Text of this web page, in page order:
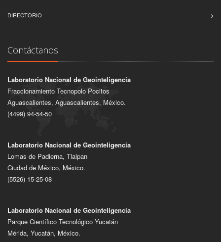
DIRECTORIO
Contáctanos
Laboratorio Nacional de Geointeligencia
Fraccionamiento Tecnopolo Pocitos
Aguascalientes, Aguascalientes, México.
(4499) 94-54-50
Laboratorio Nacional de Geointeligencia
Lomas de Padierna, Tlalpan
Ciudad de México, México.
(5526) 15-25-08
Laboratorio Nacional de Geointeligencia
Parque Científico Tecnológico Yucatán
Mérida, Yucatán, México.